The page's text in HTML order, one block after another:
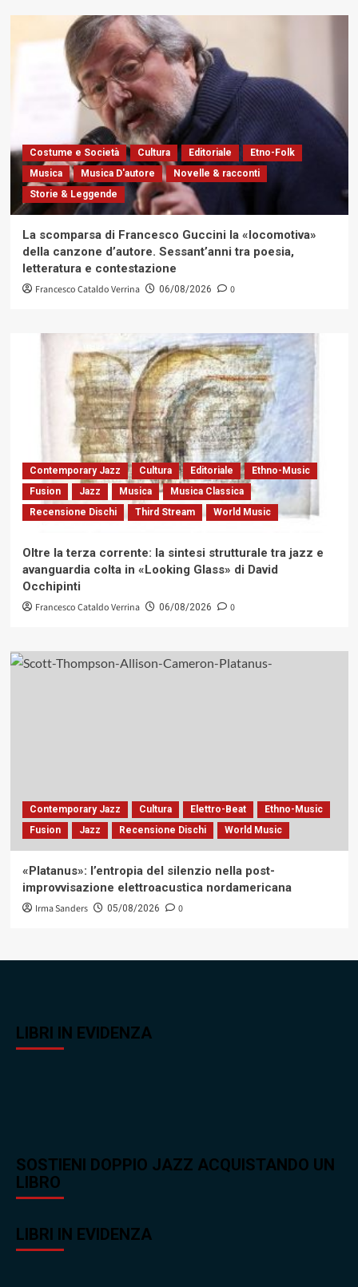
Costume e Società Cultura Editoriale
Etno-Folk
Musica
Musica D'autore
Novelle & racconti
Storie & Leggende
La scomparsa di Francesco Guccini la «locomotiva»
della canzone d’autore. Sessant’anni tra poesia,
letteratura e contestazione
Francesco Cataldo Verrina 06/08/2026 0
Contemporary Jazz Cultura Editoriale
Ethno-Music
Fusion
Jazz Musica
Musica Classica
Recensione Dischi
Third Stream World Music
Oltre la terza corrente: la sintesi strutturale tra jazz e
avanguardia colta in «Looking Glass» di David
Occhipinti
Francesco Cataldo Verrina 06/08/2026 0
Contemporary Jazz Cultura Elettro-Beat
Ethno-Music
Fusion
Jazz Recensione Dischi World Music
«Platanus»: l’entropia del silenzio nella post-
improvvisazione elettroacustica nordamericana
Irma Sanders 05/08/2026 0
LIBRI IN EVIDENZA
SOSTIENI DOPPIO JAZZ ACQUISTANDO UN
LIBRO
LIBRI IN EVIDENZA